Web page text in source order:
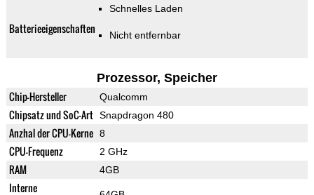
Batterieeigenschaften
Schnelles Laden
Nicht entfernbar
Prozessor, Speicher
Chip-Hersteller Qualcomm
Chipsatz und SoC-Art Snapdragon 480
Anzhal der CPU-Kerne 8
CPU-Frequenz 2 GHz
RAM 4GB
Interne